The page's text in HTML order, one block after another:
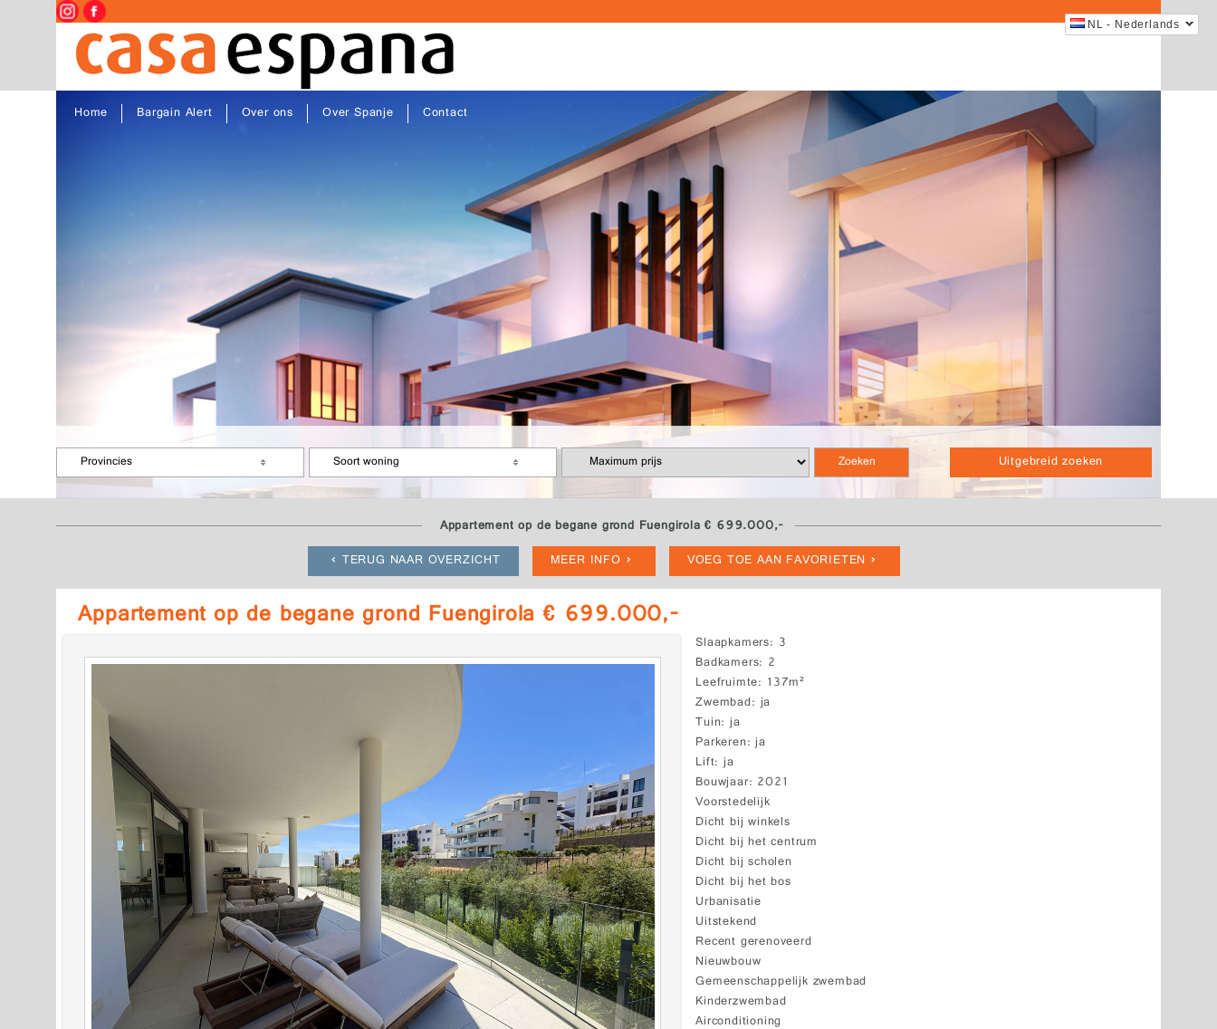
NL - Nederlands
Home Bargain Alert Over ons Over Spanje Contact
Uitgebreid zoeken
Provincies Soort woning
Appartement op de begane grond Fuengirola € 699.000,-
TERUG NAAR OVERZICHT
MEER INFO VOEG TOE AAN FAVORIETEN
Appartement op de begane grond Fuengirola € 699.000,-
Slaapkamers 3
Badkamers 2
Leefruimte 137m²
Zwembad ja
Tuin ja
Parkeren ja
Lift ja
Bouwjaar 2021
Voorstedelijk
Dicht bij winkels
Dicht bij het centrum
Dicht bij scholen
Dicht bij het bos
Urbanisatie
Uitstekend
Recent gerenoveerd
Nieuwbouw
Gemeenschappelijk zwembad
Kinderzwembad
Airconditioning